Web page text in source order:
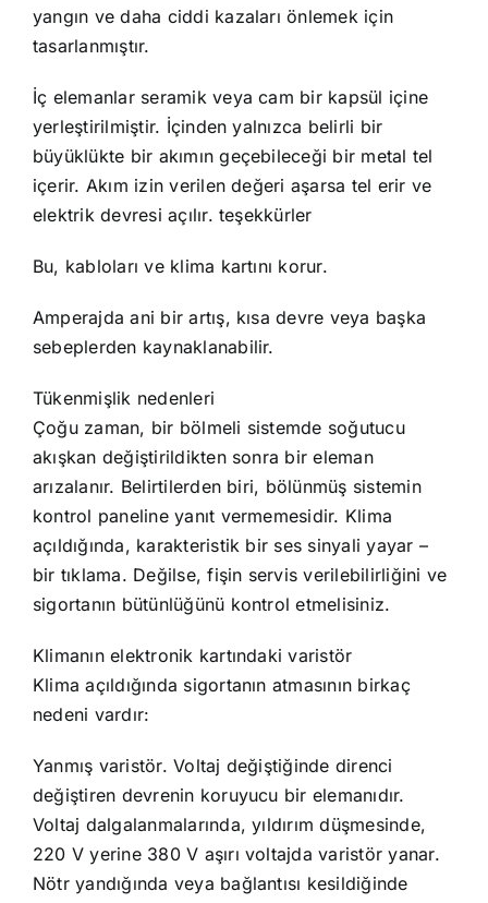
yangın ve daha ciddi kazaları önlemek için
tasarlanmıştır.
İç elemanlar seramik veya cam bir kapsül içine
yerleştirilmiştir. İçinden yalnızca belirli bir
büyüklükte bir akımın geçebileceği bir metal tel
içerir. Akım izin verilen değeri aşarsa tel erir ve
elektrik devresi açılır. teşekkürler
Bu, kabloları ve klima kartını korur.
Amperajda ani bir artış, kısa devre veya başka
sebeplerden kaynaklanabilir.
Tükenmişlik nedenleri
Çoğu zaman, bir bölmeli sistemde soğutucu
akışkan değiştirildikten sonra bir eleman
arızalanır. Belirtilerden biri, bölünmüş sistemin
kontrol paneline yanıt vermemesidir. Klima
açıldığında, karakteristik bir ses sinyali yayar –
bir tıklama. Değilse, fişin servis verilebilirliğini ve
sigortanın bütünlüğünü kontrol etmelisiniz.
Klimanın elektronik kartındaki varistör
Klima açıldığında sigortanın atmasının birkaç
nedeni vardır:
Yanmış varistör. Voltaj değiştiğinde direnci
değiştiren devrenin koruyucu bir elemanıdır.
Voltaj dalgalanmalarında, yıldırım düşmesinde,
220 V yerine 380 V aşırı voltajda varistör yanar.
Nötr yandığında veya bağlantısı kesildiğinde